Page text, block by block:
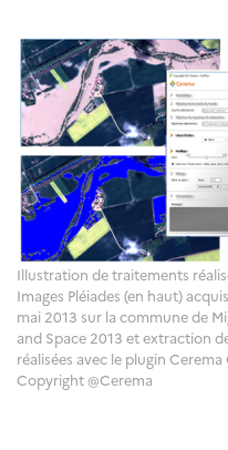
Illustration de traitements
Images Pléiades (en haut)
mai 2013 sur la commune de
and Space 2013 et extraction
réalisées avec le plugin
Copyright @Cerema